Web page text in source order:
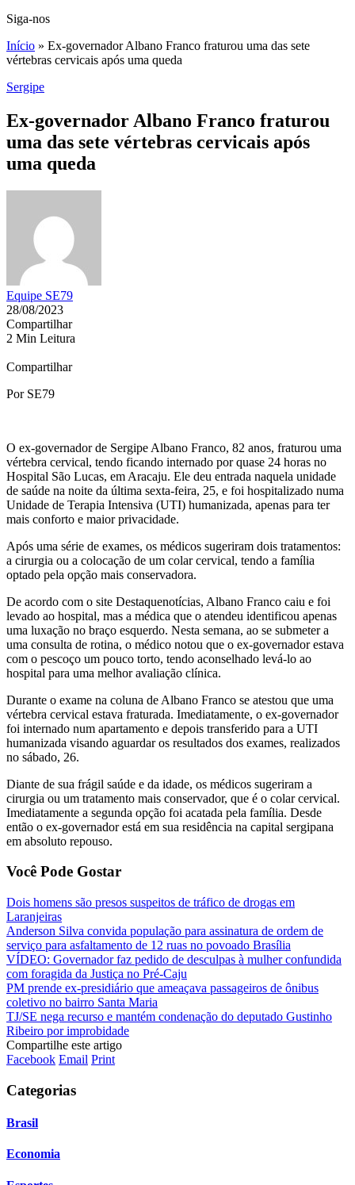
Siga-nos
Início » Ex-governador Albano Franco fraturou uma das sete
vértebras cervicais após uma queda
Sergipe
Ex-governador Albano Franco fraturou
uma das sete vértebras cervicais após
uma queda
Equipe SE79
28/08/2023
Compartilhar
2 Min Leitura
Compartilhar
Por SE79
O ex-governador de Sergipe Albano Franco, 82 anos, fraturou uma
vértebra cervical, tendo ficando internado por quase 24 horas no
Hospital São Lucas, em Aracaju. Ele deu entrada naquela unidade
de saúde na noite da última sexta-feira, 25, e foi hospitalizado numa
Unidade de Terapia Intensiva (UTI) humanizada, apenas para ter
mais conforto e maior privacidade.
Após uma série de exames, os médicos sugeriram dois tratamentos:
a cirurgia ou a colocação de um colar cervical, tendo a família
optado pela opção mais conservadora.
De acordo com o site Destaquenotícias, Albano Franco caiu e foi
levado ao hospital, mas a médica que o atendeu identificou apenas
uma luxação no braço esquerdo. Nesta semana, ao se submeter a
uma consulta de rotina, o médico notou que o ex-governador estava
com o pescoço um pouco torto, tendo aconselhado levá-lo ao
hospital para uma melhor avaliação clínica.
Durante o exame na coluna de Albano Franco se atestou que uma
vértebra cervical estava fraturada. Imediatamente, o ex-governador
foi internado num apartamento e depois transferido para a UTI
humanizada visando aguardar os resultados dos exames, realizados
no sábado, 26.
Diante de sua frágil saúde e da idade, os médicos sugeriram a
cirurgia ou um tratamento mais conservador, que é o colar cervical.
Imediatamente a segunda opção foi acatada pela família. Desde
então o ex-governador está em sua residência na capital sergipana
em absoluto repouso.
Você Pode Gostar
Dois homens são presos suspeitos de tráfico de drogas em
Laranjeiras
Anderson Silva convida população para assinatura de ordem de
serviço para asfaltamento de 12 ruas no povoado Brasília
VÍDEO: Governador faz pedido de desculpas à mulher confundida
com foragida da Justiça no Pré-Caju
PM prende ex-presidiário que ameaçava passageiros de ônibus
coletivo no bairro Santa Maria
TJ/SE nega recurso e mantém condenação do deputado Gustinho
Ribeiro por improbidade
Compartilhe este artigo
Facebook Email Print
Categorias
Brasil
Economia